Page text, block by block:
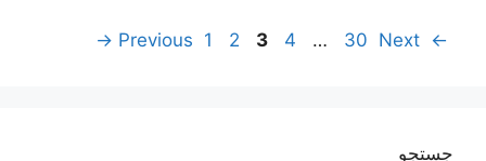
ناوبری
←
Page 1
Page 2
Page 3
Page 4 …
Page 30 Next
→
جستجو